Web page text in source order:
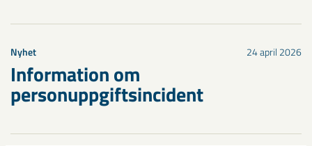
Nyhet 24 april 2026
Information om
personuppgiftsincident